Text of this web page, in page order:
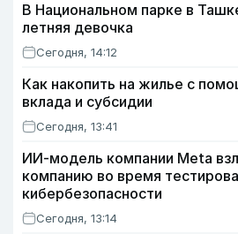
В Национальном парке в
летняя девочка
Сегодня, 14:12
Как накопить на жилье с
вклада и субсидии
Сегодня, 13:41
ИИ-модель компании Meta
компанию во время
кибербезопасности
Сегодня, 13:14